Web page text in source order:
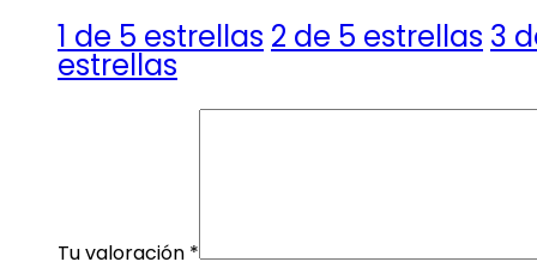
1 de 5 estrellas 2 de 5 estrellas 3
estrellas
Tu valoración *